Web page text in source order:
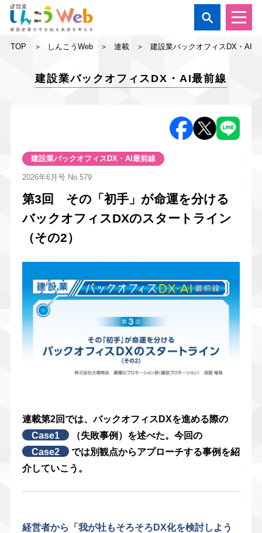

TOP しんこうWeb 連載 建設業バックオフィスDX・AI最
建設業バックオフィスDX・AI最前線
建設業バックオフィスDX・AI最前線
2026年6月号No 579
第3回 その「初手」が命運を分ける
バックオフィスDXのスタートライン
（その2）
連載第2回では、バックオフィスDXを進める際の
Case1
（失敗事例）を述べた。今回の
Case2
では別観点からアプローチする事例を紹
介していこう。
経営者から「我が社もそろそろDX化を検討しよう